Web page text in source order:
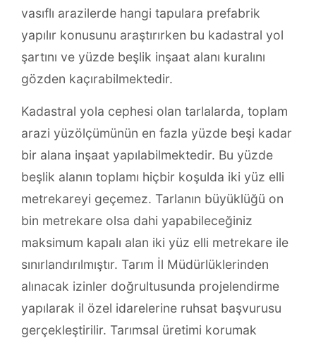
vasıflı arazilerde hangi tapulara prefabrik
yapılır konusunu araştırırken bu kadastral yol
şartını ve yüzde beşlik inşaat alanı kuralını
gözden kaçırabilmektedir.
Kadastral yola cephesi olan tarlalarda, toplam
arazi yüzölçümünün en fazla yüzde beşi kadar
bir alana inşaat yapılabilmektedir. Bu yüzde
beşlik alanın toplamı hiçbir koşulda iki yüz elli
metrekareyi geçemez. Tarlanın büyüklüğü on
bin metrekare olsa dahi yapabileceğiniz
maksimum kapalı alan iki yüz elli metrekare ile
sınırlandırılmıştır. Tarım İl Müdürlüklerinden
alınacak izinler doğrultusunda projelendirme
yapılarak il özel idarelerine ruhsat başvurusu
gerçekleştirilir. Tarımsal üretimi korumak